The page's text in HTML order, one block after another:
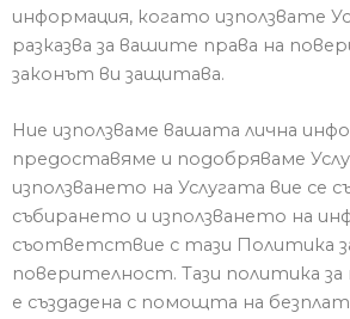
информация, когато използвате
разказва за вашите права на
законът ви защитава.
Ние използваме вашата лична
предоставяме и подобряваме
използването на Услугата вие се
събирането и използването на
съответствие с тази Политика
поверителност. Тази политика
е създадена с помощта на